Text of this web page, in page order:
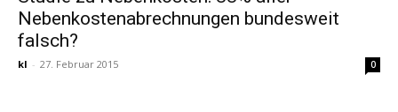
Nebenkostenabrechnungen bundesweit
falsch?
kl - 27. Februar 2015 0